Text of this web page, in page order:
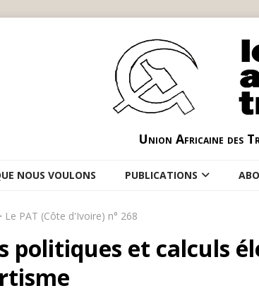
Union Africaine des
NOUS VOULONS PUBLICATIONS
Le PAT (Côte d'Ivoire) n° 268
politiques et calculs